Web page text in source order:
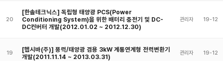
20
[한솔테크닉스] 독립형 태양광 PCS(Power
Conditioning System)을 위한 배터리 충전기 및 DC-
DC컨버터 개발(2012.01.02 ~ 2012.12.30)
관리자 19-12
19
[헵시바(주)] 풍력/태양광 겸용 3kW 계통연계형 전력변환기
개발(2011.11.14 ~ 2013.03.31)
관리자 19-12